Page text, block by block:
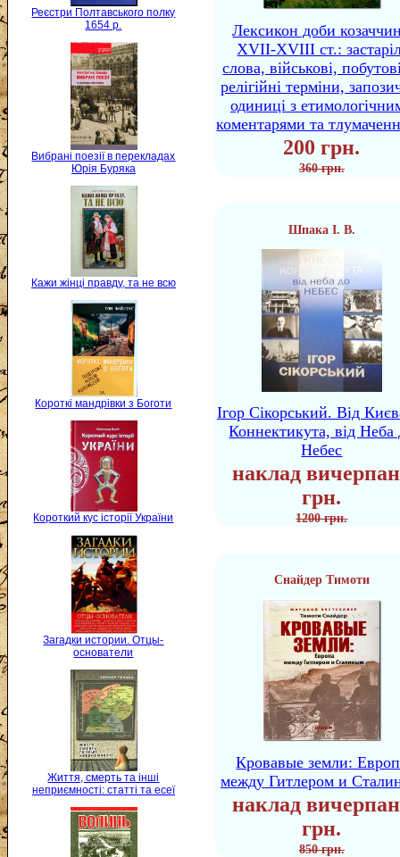
Реєстри Полтавського полку
1654 р.
Вибрані поезії в перекладах
Юрія Буряка
Кажи жінці правду, та не всю
Короткі мандрівки з Боготи
Короткий кус історії України
Загадки истории. Отцы-
основатели
Життя, смерть та інші
неприємності: статті та есеї
Лексикон доби
XVII-XVIII ст.:
слова, військові,
релігійні терміни,
одиниці з
коментарями та
200 грн.
360 грн.
Шпака І. В.
Ігор Сікорський. Від
Коннектикута, від Неба
Небес
наклад
грн.
1200 грн.
Снайдер Тимоти
Кровавые земли:
между Гитлером и
наклад
грн.
850 грн.